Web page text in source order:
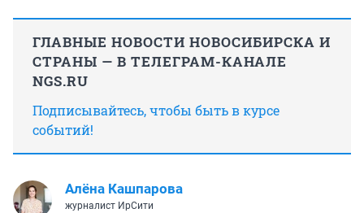
ГЛАВНЫЕ НОВОСТИ НОВОСИБИРСКА И
СТРАНЫ — В ТЕЛЕГРАМ-КАНАЛЕ
NGS.RU
Подписывайтесь, чтобы быть в курсе
событий!
Алёна Кашпарова
журналист ИрСити